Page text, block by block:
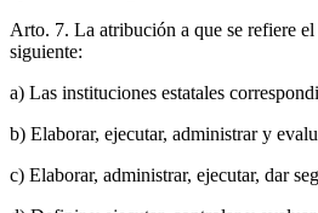
Arto. 7. La atribución a que se refiere
siguiente:
a) Las instituciones estatales
b) Elaborar, ejecutar, administrar y
c) Elaborar, administrar, ejecutar, dar